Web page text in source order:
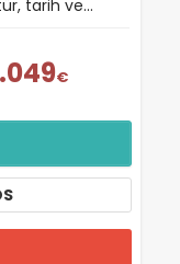
tarih ve…
€